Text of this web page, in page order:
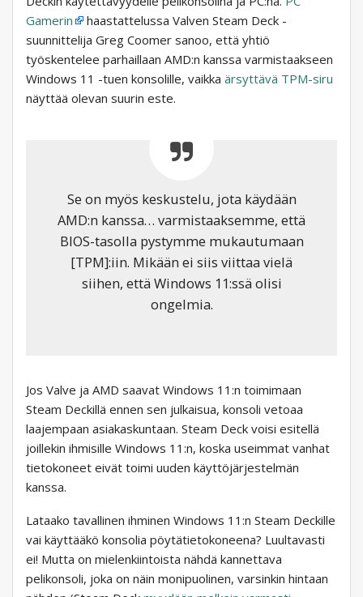
Gamerin
haastattelussa Valven Steam Deck -
suunnittelija Greg Coomer sanoo, että yhtiö
työskentelee parhaillaan AMD:n kanssa varmistaakseen
Windows 11 -tuen konsolille, vaikka ärsyttävä TPM-siru
näyttää olevan suurin este.
Se on myös keskustelu, jota käydään
AMD:n kanssa… varmistaaksemme, että
BIOS-tasolla pystymme mukautumaan
[TPM]:iin. Mikään ei siis viittaa vielä
siihen, että Windows 11:ssä olisi
ongelmia.
Jos Valve ja AMD saavat Windows 11:n toimimaan
Steam Deckillä ennen sen julkaisua, konsoli vetoaa
laajempaan asiakaskuntaan. Steam Deck voisi esitellä
joillekin ihmisille Windows 11:n, koska useimmat vanhat
tietokoneet eivät toimi uuden käyttöjärjestelmän
kanssa.
Lataako tavallinen ihminen Windows 11:n Steam Deckille
vai käyttääkö konsolia pöytätietokoneena? Luultavasti
ei! Mutta on mielenkiintoista nähdä kannettava
pelikonsoli, joka on näin monipuolinen, varsinkin hintaan